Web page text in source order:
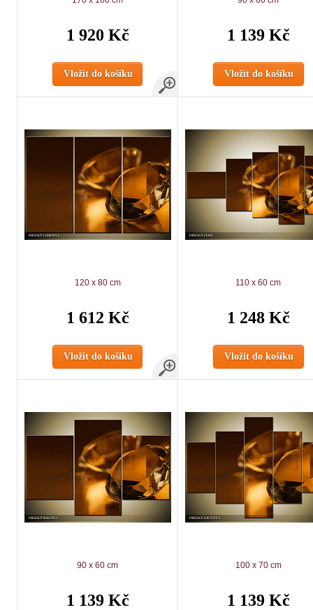
1 920 Kč
Vložit do košíku
1 139 Kč
Vložit do košíku
120 x 80 cm
1 612 Kč
Vložit do košíku
110 x 60 cm
1 248 Kč
Vložit do košíku
90 x 60 cm
1 139 Kč
100 x 70 cm
1 139 Kč